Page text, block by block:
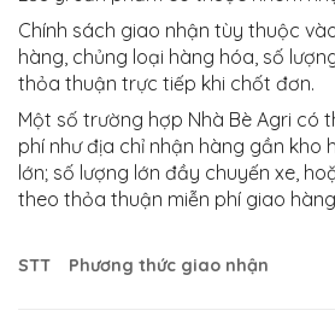
Chính sách giao nhận tùy thuộc
hàng, chủng loại hàng hóa, số
thỏa thuận trực tiếp khi chốt đơn.
Một số trường hợp Nhà Bè Agri có
phí như địa chỉ nhận hàng gần kho
lớn; số lượng lớn đầy chuyến xe,
theo thỏa thuận miễn phí giao
STT Phương thức giao nhận